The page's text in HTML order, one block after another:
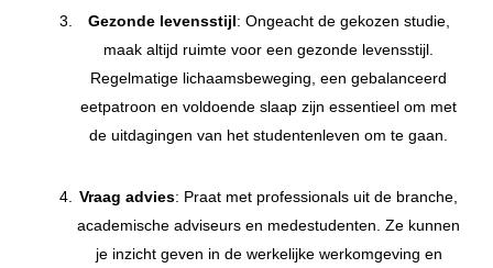
Gezonde levensstijl: Ongeacht de gekozen studie,
maak altijd ruimte voor een gezonde levensstijl.
Regelmatige lichaamsbeweging, een gebalanceerd
eetpatroon en voldoende slaap zijn essentieel om met
de uitdagingen van het studentenleven om te gaan.
Vraag advies: Praat met professionals uit de branche,
academische adviseurs en medestudenten. Ze kunnen
je inzicht geven in de werkelijke werkomgeving en